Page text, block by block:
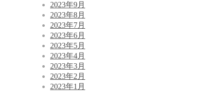
2023年9月
2023年8月
2023年7月
2023年6月
2023年5月
2023年4月
2023年3月
2023年2月
2023年1月